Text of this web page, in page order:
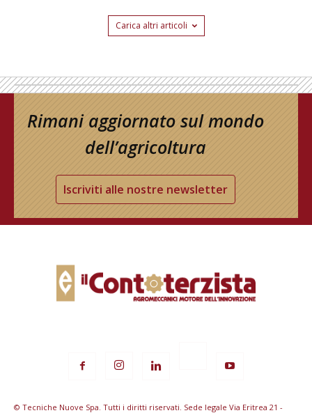
Carica altri articoli
Rimani aggiornato sul mondo
dell’agricoltura
Iscriviti alle nostre newsletter
© Tecniche Nuove Spa. Tutti i diritti riservati. Sede legale Via Eritrea 21 -